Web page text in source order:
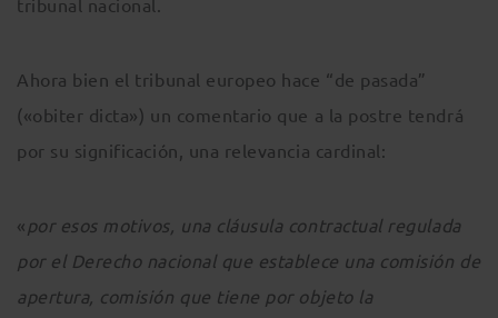
tribunal nacional.
Ahora bien el tribunal europeo hace “de pasada”
(«obiter dicta») un comentario que a la postre tendrá
por su significación, una relevancia cardinal:
« por esos motivos, una cláusula contractual regulada
por el Derecho nacional que establece una comisión de
apertura, comisión que tiene por objeto la